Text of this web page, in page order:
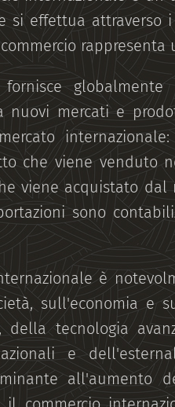
si effettua attraverso
rappresenta
fornisce
nuovi mercati e
che viene venduto
viene acquistato
sono
è
sull'economia e
della tecnologia
e
all'aumento